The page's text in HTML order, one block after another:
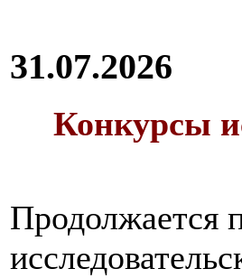
31.07.2026
Конкурсы
Продолжается